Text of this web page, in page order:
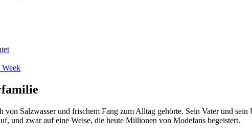
Salzwasser und frischem Fang zum Alltag gehörte. Sein Vater und
und zwar auf eine Weise, die heute Millionen von Modefans begeistert.